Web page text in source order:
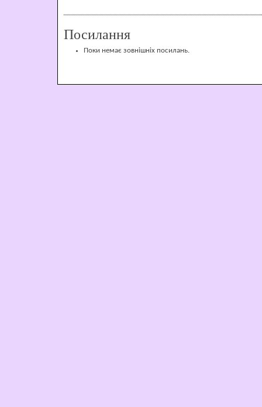
Посилання
Поки немає зовнішніх посилань.